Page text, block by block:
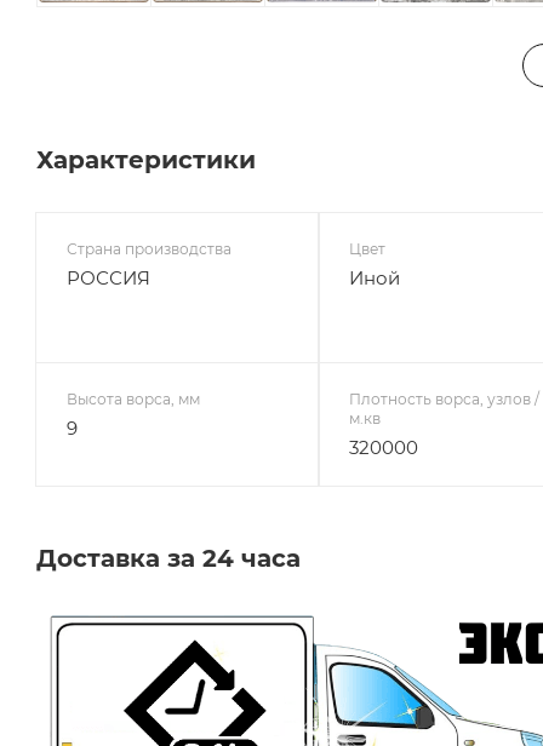
Характеристики
Страна производства
РОССИЯ
Цвет
Иной
Высота ворса, мм
9
Плотность ворса, узлов /
м.кв
320000
Доставка за 24 часа